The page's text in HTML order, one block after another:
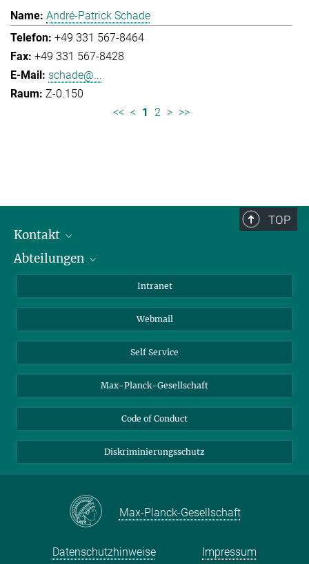
André-Patrick Schade
+49 331 567-8464
+49 331 567-8428
schade@...
Z-0.150
<< < 1 2 > >>
TOP
Kontakt
Mitarbeiterverzeichnis
Abteilungen
Biomolekulare Systeme
Kolloidchemie
Nachhaltige und Bio-inspirierte Materialien
Intranet
Webmail
Self Service
Max-Planck-Gesellschaft
Code of Conduct
Diskriminierungsschutz
Max-Planck-Gesellschaft
Datenschutzhinweise Impressum